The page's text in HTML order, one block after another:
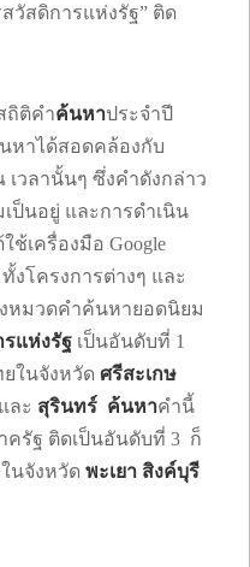
วัสดิการแห่งรัฐ” ติด
ถิติคำค้นหาประจำปี
นหาได้สอดคล้องกับ
วลานั้นๆ ซึ่งคำดังกล่าว
ป็นอยู่ และการดำเนิน
เครื่องมือ Google
งโครงการต่างๆ และ
งหมวดคำค้นหายอดนิยม
แห่งรัฐ เป็นอันดับที่ 1
ในจังหวัด ศรีสะเกษ
และ สุรินทร์ ค้นหาคำนี้
รัฐ ติดเป็นอันดับที่ 3 ก็
นจังหวัด พะเยา สิงค์บุรี